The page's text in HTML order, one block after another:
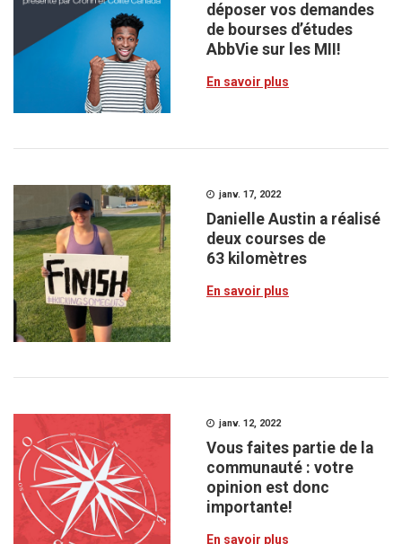
déposer vos demandes
de bourses d’études
AbbVie sur les MII!
En savoir plus
janv. 17, 2022
Danielle Austin a réalisé
deux courses de
63 kilomètres
En savoir plus
janv. 12, 2022
Vous faites partie de la
communauté : votre
opinion est donc
importante!
En savoir plus